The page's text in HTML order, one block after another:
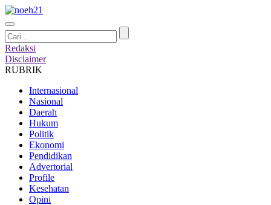
Redaksi
Disclaimer
RUBRIK
Internasional
Nasional
Daerah
Hukum
Politik
Ekonomi
Pendidikan
Advertorial
Profile
Kesehatan
Opini